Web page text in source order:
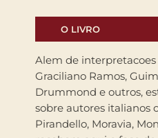
O LIVRO
Alem de interpretacoes
Graciliano Ramos,
Drummond e outros,
sobre autores italianos
Pirandello, Moravia,